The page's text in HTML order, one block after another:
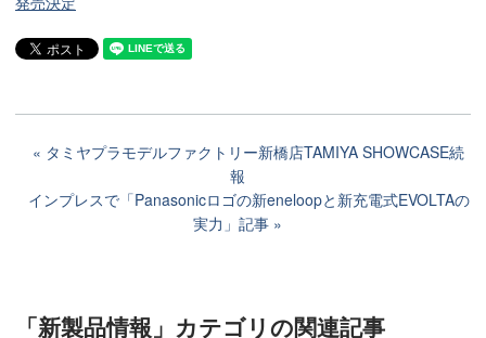
タミヤプラモデルファクトリー新橋店TAMIYA SHOWCASE続
報
インプレスで「Panasonicロゴの新eneloopと新充電式EVOLTAの
実力」記事
「新製品情報」カテゴリの関連記事